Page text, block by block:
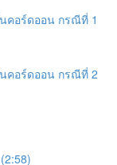
คอร์ดออน กรณีที่ 1
คอร์ดออน กรณีที่ 2